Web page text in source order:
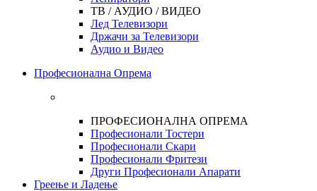
ТВ / АУДИО / ВИДЕО
Лед Телевизори
Држачи за Телевизори
Аудио и Видео
Професионална Опрема
ПРОФЕСИОНАЛНА ОПРЕМА
Професионали Тостери
Професионали Скари
Професионали Фритези
Други Професионали Апарати
Греење и Ладење